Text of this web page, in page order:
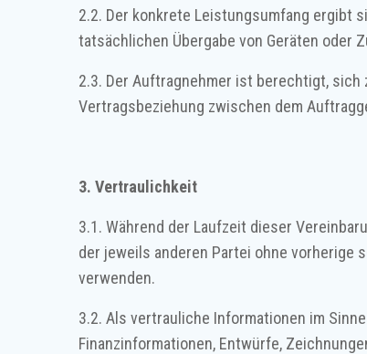
2.2. Der konkrete Leistungsumfang ergibt
tatsächlichen Übergabe von Geräten oder
2.3. Der Auftragnehmer ist berechtigt,
Vertragsbeziehung zwischen dem
3. Vertraulichkeit
3.1. Während der Laufzeit dieser
der jeweils anderen Partei ohne
verwenden.
3.2. Als vertrauliche Informationen im
Finanzinformationen, Entwürfe,